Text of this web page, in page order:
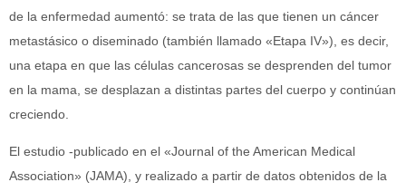
de la enfermedad aumentó: se trata de las que tienen un cáncer
metastásico o diseminado (también llamado «Etapa IV»), es decir,
una etapa en que las células cancerosas se desprenden del tumor
en la mama, se desplazan a distintas partes del cuerpo y continúan
creciendo.
El estudio -publicado en el «Journal of the American Medical
Association» (JAMA), y realizado a partir de datos obtenidos de la